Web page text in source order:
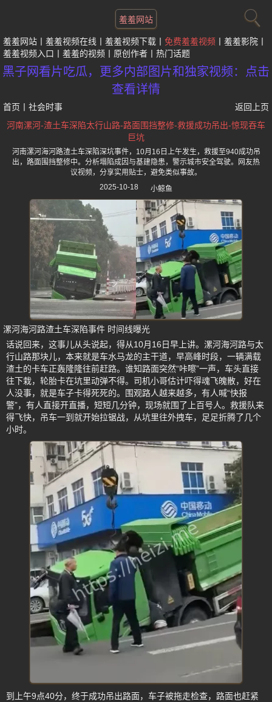
羞羞网站
羞羞网站 羞羞视频在线 羞羞视频下载 免费羞羞视频
羞羞影院
羞羞视频入口
羞羞的视频 原创作者 热门话题
黑子网看片吃瓜，更多内部图片和独家视频：点击
查看详情
首页 社会时事
返回上页
河南漯河-渣土车深陷太行山路-路面围挡整修-救援成功吊出-惊现吞车
巨坑
河南漯河海河路渣土车深陷深坑事件，10月16日上午发生，救援至940成功吊
出，路面围挡整修中。分析塌陷成因与基建隐患，警示城市安全驾驶。网友热
议视频，分享实用贴士，避免类似事故。
2025-10-18
小鲸鱼
漯河海河路渣土车深陷事件 时间线曝光
话说回来，这事儿从头说起，得从10月16日早上讲。漯河海河路与太
行山路那块儿，本来就是车水马龙的主干道，早高峰时段，一辆满载
渣土的卡车正轰隆隆往前赶路。谁知路面突然“咔嚓”一声，车头直接
往下栽，轮胎卡在坑里动弹不得。司机小哥估计吓得魂飞魄散，好在
人没事，就是车子卡得死死的。围观路人越来越多，有人喊“快报
警”，有人直接开直播，短短几分钟，现场就围了上百号人。救援队来
得飞快，吊车一到就开始拉锯战，从坑里往外拽车，足足折腾了几个
小时。
到上午9点40分，终于成功吊出路面，车子被拖走检查，路面也赶紧